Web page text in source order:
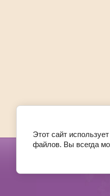
Этот сайт
файлов. Вы всегда